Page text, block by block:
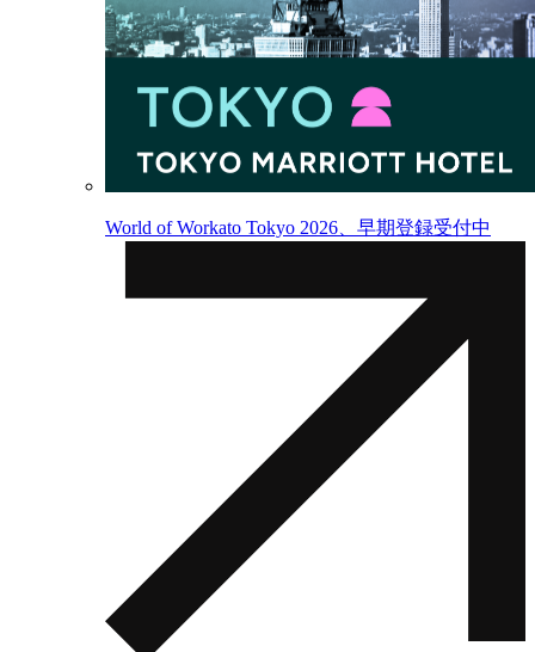
World of Workato Tokyo 2026、早期登録受付中